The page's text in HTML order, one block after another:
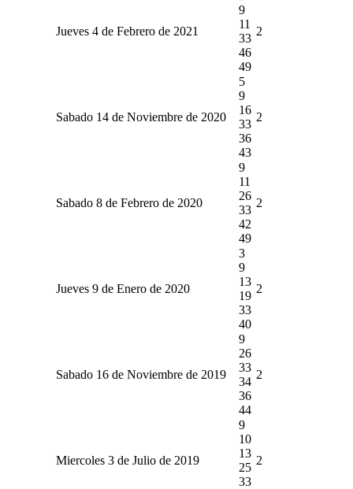
Jueves 4 de Febrero de 2021
9
11
33
46
49
2
Sabado 14 de Noviembre de 2020
5
9
16
33
36
43
2
Sabado 8 de Febrero de 2020
9
11
26
33
42
49
2
Jueves 9 de Enero de 2020
3
9
13
19
33
40
2
Sabado 16 de Noviembre de 2019
9
26
33
34
36
44
2
Miercoles 3 de Julio de 2019
9
10
13
25
33
2